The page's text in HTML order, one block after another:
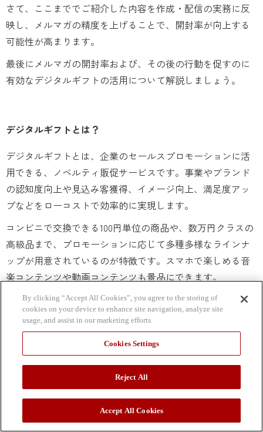
さて、ここまででご紹介した内容を作成・配信の実務に反
映し、メルマガの精度を上げることで、開封率が向上する
可能性が高まります。
最後にメルマガの開封率および、その後の行動を促すのに
有効なデジタルギフトの活用について解説しましょう。
デジタルギフトとは？
デジタルギフトとは、企業のセールスプロモーションに活
用できる、ノベルティ販促サービスです。事業やブランド
の認知度向上や見込み客獲得、イメージ向上、満足度アッ
プなどをローコストで効率的に実現します。
コンビニで交換できる100円単位の商品や、数万円クラスの
高級品まで、プロモーションに応じて多種多様なラインナ
ップが用意されているのが特徴です。スマホで楽しめる音
楽コンテンツや動画コンテンツも景品にできます。
デジタルギフトの詳細は、以下のページをご覧ください。
デジタルギフトとは？
デジタルギフトの仕組みや活用法、贈り
方、受け取り方、メリットとデメリット
などについて解説しています。
By clicking “Accept All Cookies”, you agree to the storing of
cookies on your device to enhance site navigation, analyze site
usage, and assist in our marketing efforts.
Cookies Settings
Reject All
Accept All Cookies